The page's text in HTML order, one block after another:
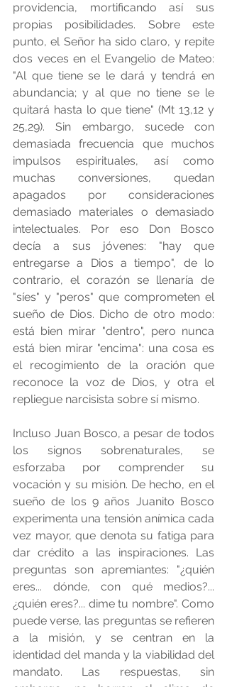
providencia, mortificando así sus
propias posibilidades. Sobre este
punto, el Señor ha sido claro, y repite
dos veces en el Evangelio de Mateo:
"Al que tiene se le dará y tendrá en
abundancia; y al que no tiene se le
quitará hasta lo que tiene" (Mt 13,12 y
25,29). Sin embargo, sucede con
demasiada frecuencia que muchos
impulsos espirituales, así como
muchas conversiones, quedan
apagados por consideraciones
demasiado materiales o demasiado
intelectuales. Por eso Don Bosco
decía a sus jóvenes: "hay que
entregarse a Dios a tiempo", de lo
contrario, el corazón se llenaría de
"síes" y "peros" que comprometen el
sueño de Dios. Dicho de otro modo:
está bien mirar "dentro", pero nunca
está bien mirar "encima": una cosa es
el recogimiento de la oración que
reconoce la voz de Dios, y otra el
repliegue narcisista sobre sí mismo.
Incluso Juan Bosco, a pesar de todos
los signos sobrenaturales, se
esforzaba por comprender su
vocación y su misión. De hecho, en el
sueño de los 9 años Juanito Bosco
experimenta una tensión anímica cada
vez mayor, que denota su fatiga para
dar crédito a las inspiraciones. Las
preguntas son apremiantes: "¿quién
eres... dónde, con qué medios?...
¿quién eres?... dime tu nombre". Como
puede verse, las preguntas se refieren
a la misión, y se centran en la
identidad del manda y la viabilidad del
mandato. Las respuestas, sin